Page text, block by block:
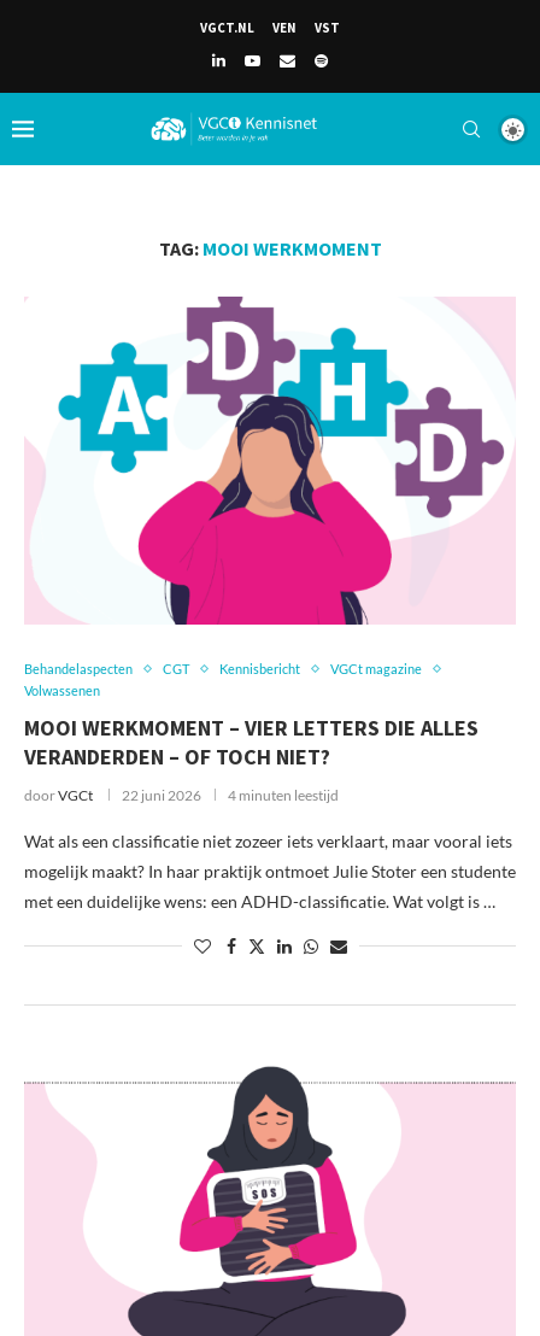
VGCT.NL VEN VST
TAG: MOOI WERKMOMENT
Behandelaspecten CGT Kennisbericht
VGCt magazine
Volwassenen
MOOI WERKMOMENT – VIER LETTERS DIE ALLES
VERANDERDEN – OF TOCH NIET?
doorVGCt 22 juni 2026 4 minuten leestijd
Wat als een classificatie niet zozeer iets verklaart, maar vooral iets
mogelijk maakt? In haar praktijk ontmoet Julie Stoter een studente
met een duidelijke wens: een ADHD-classificatie. Wat volgt is …